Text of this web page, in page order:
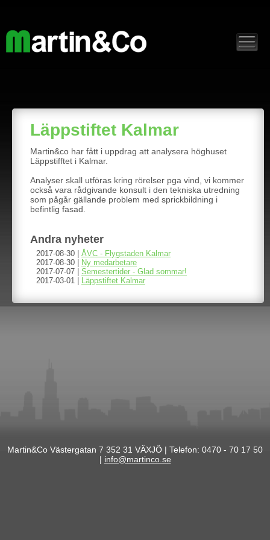
Läppstiftet Kalmar
Martin&co har fått i uppdrag att analysera höghuset
Läppstifftet i Kalmar.
Analyser skall utföras kring rörelser pga vind, vi kommer
också vara rådgivande konsult i den tekniska utredning
som pågår gällande problem med sprickbildning i
befintlig fasad.
Andra nyheter
2017-08-30 | ÅVC - Flygstaden Kalmar
2017-08-30 | Ny medarbetare
2017-07-07 | Semestertider - Glad sommar!
2017-03-01 | Läppstiftet Kalmar
Martin&Co Västergatan 7 352 31 VÄXJÖ | Telefon: 0470 - 70 17 50
| info@martinco.se